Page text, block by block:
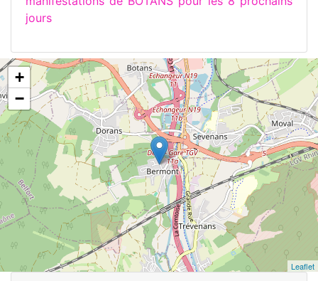
jours
+
−
Leaflet